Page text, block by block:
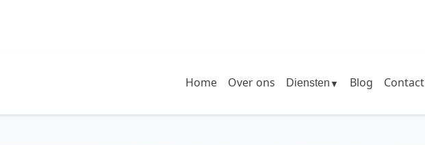
Home Over ons Diensten ▼ Blog Contact